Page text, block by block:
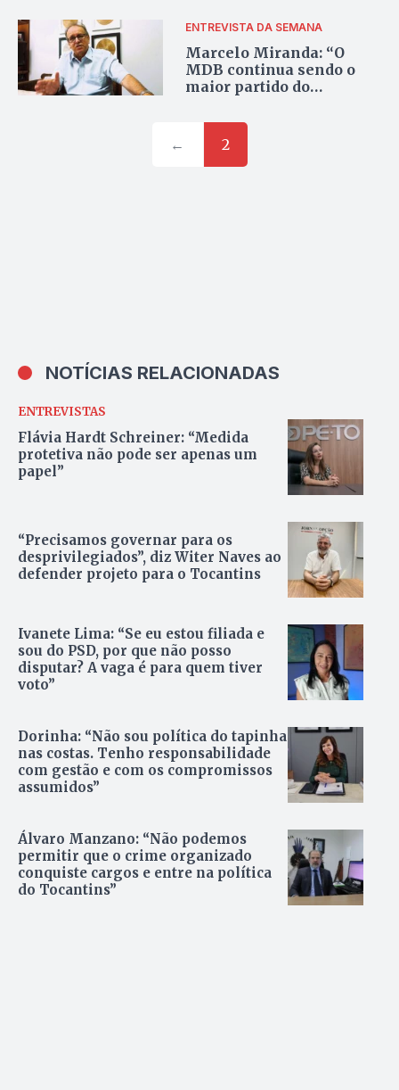
ENTREVISTA DA SEMANA
Marcelo Miranda: “O
MDB continua sendo o
maior partido do
← 2
NOTÍCIAS RELACIONADAS
ENTREVISTAS
Flávia Hardt Schreiner: “Medida
protetiva não pode ser apenas um
papel”
“Precisamos governar para os
desprivilegiados”, diz Witer Naves ao
defender projeto para o Tocantins
Ivanete Lima: “Se eu estou filiada e
sou do PSD, por que não posso
disputar? A vaga é para quem tiver
voto”
Dorinha: “Não sou política do tapinha
nas costas. Tenho responsabilidade
com gestão e com os compromissos
assumidos”
Álvaro Manzano: “Não podemos
permitir que o crime organizado
conquiste cargos e entre na política
do Tocantins”